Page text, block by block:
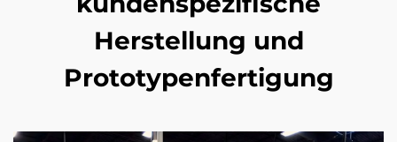
Herstellung und
Prototypenfertigung